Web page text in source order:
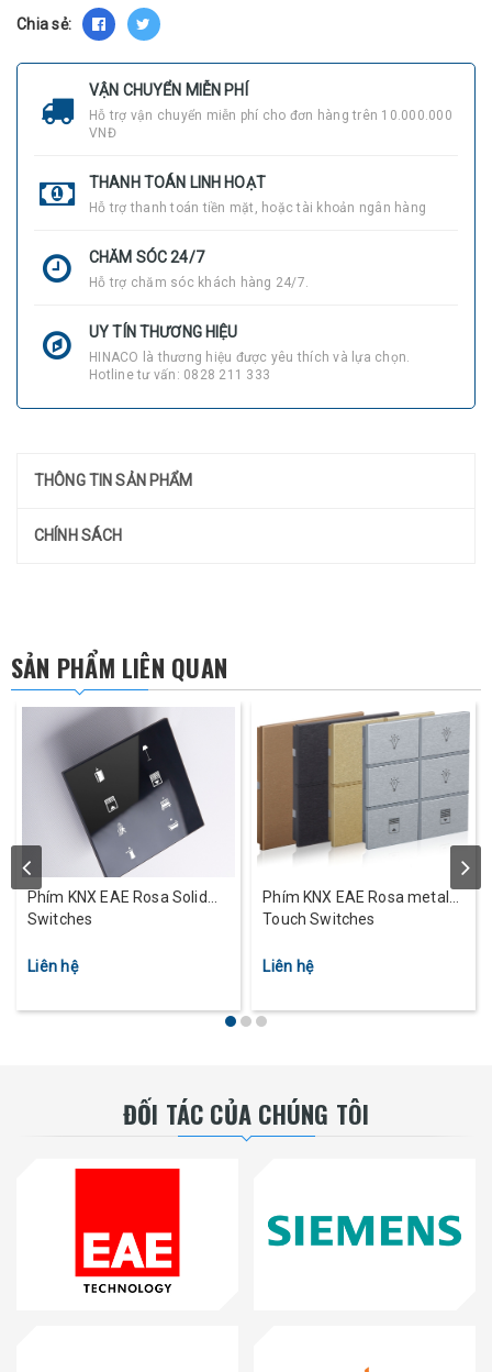
Chia sẻ:
VẬN CHUYỂN MIỄN PHÍ
Hỗ trợ vận chuyển miễn phí cho đơn hàng trên 10.000.000
VNĐ
THANH TOÁN LINH HOẠT
Hỗ trợ thanh toán tiền mặt, hoặc tài khoản ngân hàng
CHĂM SÓC 24/7
Hỗ trợ chăm sóc khách hàng 24/7.
UY TÍN THƯƠNG HIỆU
HINACO là thương hiệu được yêu thích và lựa chọn.
Hotline tư vấn: 0828 211 333
THÔNG TIN SẢN PHẨM
CHÍNH SÁCH
SẢN PHẨM LIÊN QUAN
KNX EAE Rosa Solid
Phím KNX EAE Rosa metal
Touch Switches
Bộ
ĐỐI TÁC CỦA CHÚNG TÔI